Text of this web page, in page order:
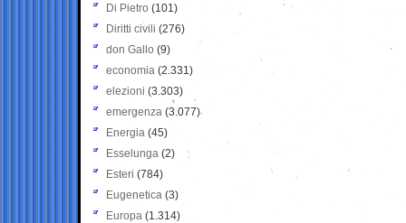
Di Pietro (101)
Diritti civili (276)
don Gallo (9)
economia (2.331)
elezioni (3.303)
emergenza (3.077)
Energia (45)
Esselunga (2)
Esteri (784)
Eugenetica (3)
Europa (1.314)